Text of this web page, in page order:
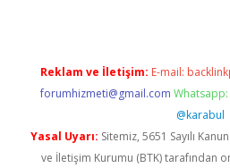
Reklam ve İletişim: E-mail:
forumhizmeti@gmail.com
@karabul
Yasal Uyarı: Sitemiz, 5651 Sayılı
ve İletişim Kurumu (BTK) tarafından